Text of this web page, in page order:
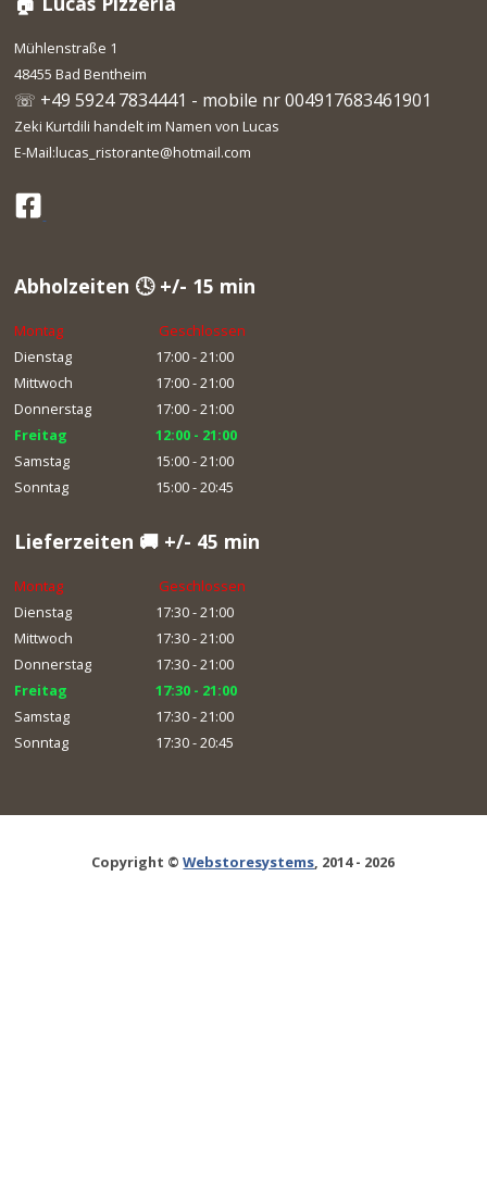
Mühlenstraße 1
48455 Bad Bentheim
☏ +49 5924 7834441 - mobile nr 004917683461901
Zeki Kurtdili handelt im Namen von Lucas
E-Mail:lucas_ristorante@hotmail.com
Abholzeiten 🕓 +/- 15 min
Montag
Geschlossen
Dienstag
17:00 - 21:00
Mittwoch
17:00 - 21:00
Donnerstag
17:00 - 21:00
Freitag
12:00 - 21:00
Samstag
15:00 - 21:00
Sonntag
15:00 - 20:45
Lieferzeiten 🚚 +/- 45 min
Montag
Geschlossen
Dienstag
17:30 - 21:00
Mittwoch
17:30 - 21:00
Donnerstag
17:30 - 21:00
Freitag
17:30 - 21:00
Samstag
17:30 - 21:00
Sonntag
17:30 - 20:45
Copyright ©Webstoresystems, 2014 - 2026